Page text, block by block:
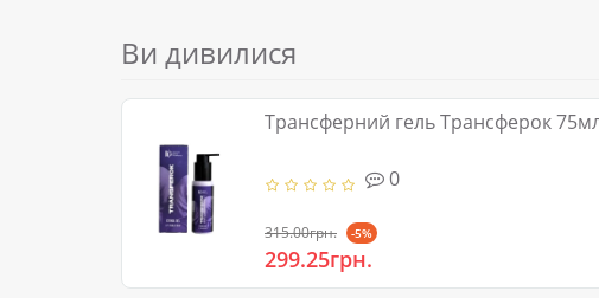
Ви дивилися
Трансферний гель Трансферок
0
315.00грн. -5%
299.25грн.